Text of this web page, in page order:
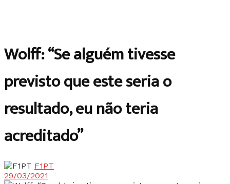
Wolff: “Se alguém tivesse
previsto que este seria o
resultado, eu não teria
acreditado”
F1PT
29/03/2021